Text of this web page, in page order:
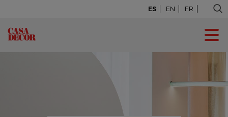
ES EN FR